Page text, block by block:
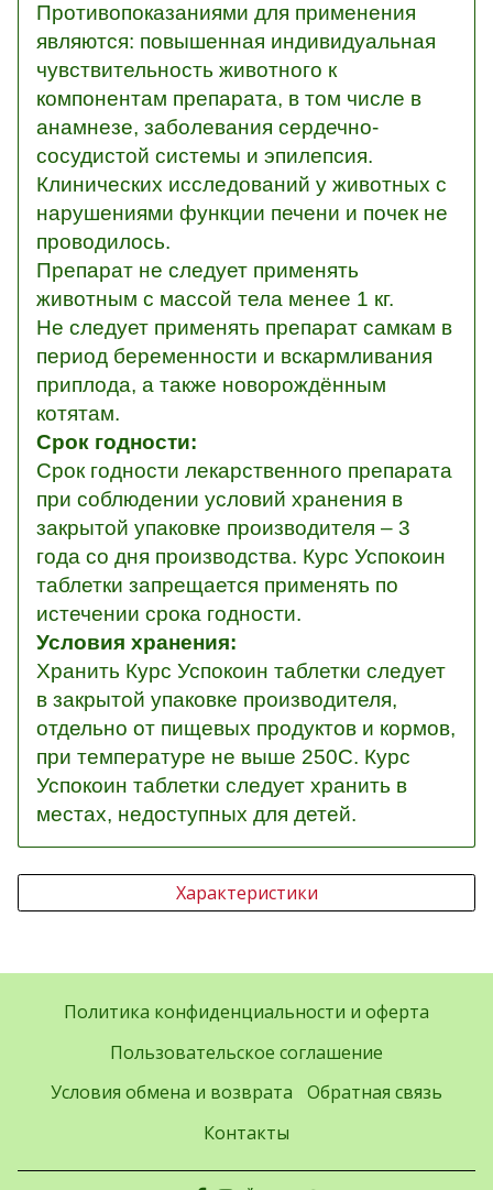
Противопоказаниями для применения
являются: повышенная индивидуальная
чувствительность животного к
компонентам препарата, в том числе в
анамнезе, заболевания сердечно-
сосудистой системы и эпилепсия.
Клинических исследований у животных с
нарушениями функции печени и почек не
проводилось.
Препарат не следует применять
животным с массой тела менее 1 кг.
Не следует применять препарат самкам в
период беременности и вскармливания
приплода, а также новорождённым
котятам.
Срок годности:
Срок годности лекарственного препарата
при соблюдении условий хранения в
закрытой упаковке производителя – 3
года со дня производства. Курс Успокоин
таблетки запрещается применять по
истечении срока годности.
Условия хранения:
Хранить Курс Успокоин таблетки следует
в закрытой упаковке производителя,
отдельно от пищевых продуктов и кормов,
при температуре не выше 250С. Курс
Успокоин таблетки следует хранить в
местах, недоступных для детей.
Характеристики
Политика конфиденциальности и оферта
Пользовательское соглашение
Условия обмена и возврата
Обратная связь
Контакты